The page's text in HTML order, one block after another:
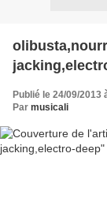
Publié le 24/09/2013
Par musicali